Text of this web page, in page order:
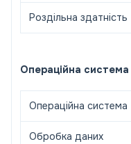
Роздільна здатність
Операційна система
Операційна система
Обробка даних